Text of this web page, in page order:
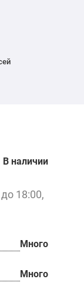
В наличии
18:00,
Много
Много